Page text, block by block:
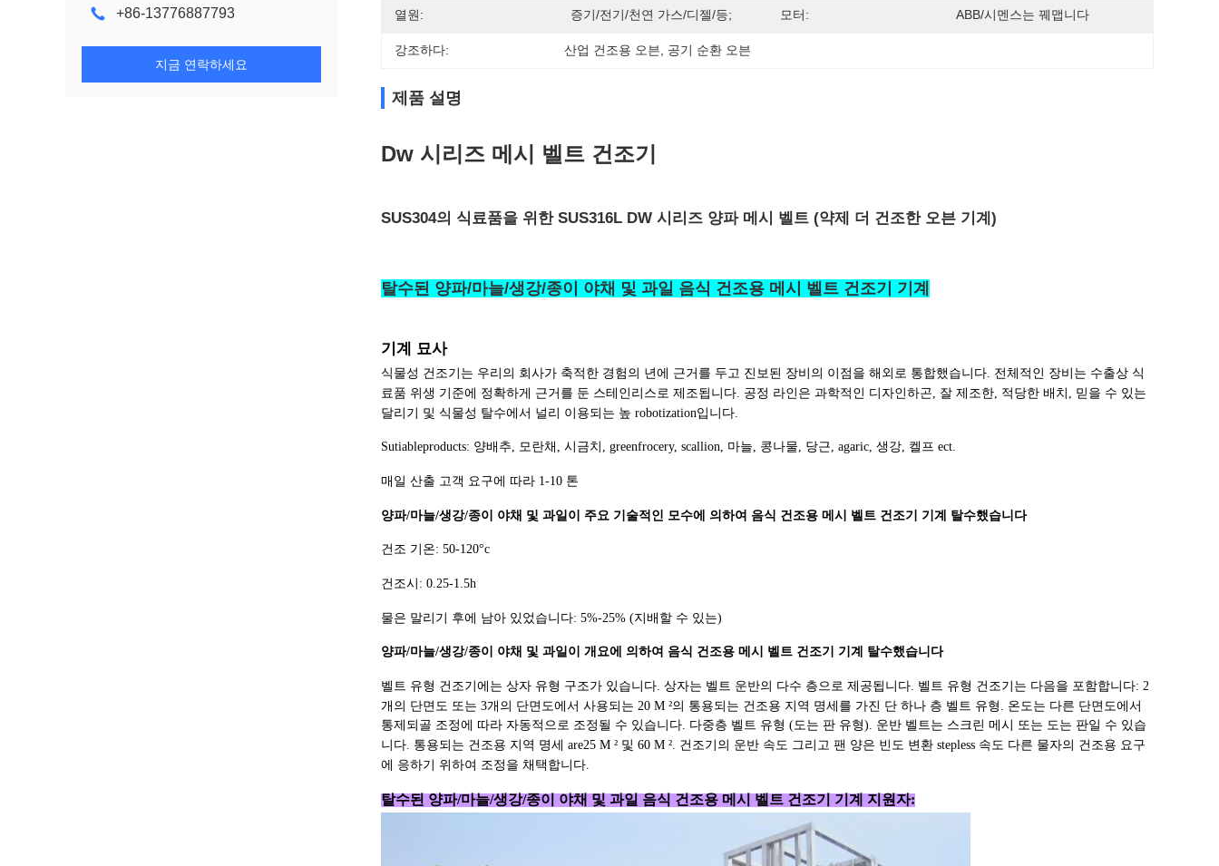
+86-13776887793
지금 연락하세요
열원: 증기/전기/천연 가스/디젤/등; 모터: ABB/시멘스는 꿰맵니다
강조하다: 산업 건조용 오븐 공기 순환 오븐
제품 설명
Dw 시리즈 메시 벨트 건조기
SUS304의 식료품을 위한 SUS316L DW 시리즈 양파 메시 벨트 (약제 더 건조한 오븐 기계)
탈수된 양파/마늘/생강/종이 야채 및 과일 음식 건조용 메시 벨트 건조기 기계
기계 묘사
식물성 건조기는 우리의 회사가 축적한 경험의 년에 근거를 두고 진보된 장비의 이점을 해외로 통합했습니다. 전체적인 장비는 수출상 식
료품 위생 기준에 정확하게 근거를 둔 스테인리스로 제조됩니다. 공정 라인은 과학적인 디자인하곤, 잘 제조한, 적당한 배치, 믿을 수 있는
달리기 및 식물성 탈수에서 널리 이용되는 높 robotization입니다.
Sutiableproducts: 양배추, 모란채, 시금치, greenfrocery, scallion, 마늘, 콩나물, 당근, agaric, 생강, 켈프 ect.
매일 산출 고객 요구에 따라 1-10 톤
양파/마늘/생강/종이 야채 및 과일이 주요 기술적인 모수에 의하여 음식 건조용 메시 벨트 건조기 기계 탈수했습니다
건조 기온: 50-120°c
건조시: 0.25-1.5h
물은 말리기 후에 남아 있었습니다: 5%-25% (지배할 수 있는)
양파/마늘/생강/종이 야채 및 과일이 개요에 의하여 음식 건조용 메시 벨트 건조기 기계 탈수했습니다
벨트 유형 건조기에는 상자 유형 구조가 있습니다. 상자는 벨트 운반의 다수 층으로 제공됩니다. 벨트 유형 건조기는 다음을 포함합니다: 2
개의 단면도 또는 3개의 단면도에서 사용되는 20 M ²의 통용되는 건조용 지역 명세를 가진 단 하나 층 벨트 유형. 온도는 다른 단면도에서
통제되골 조정에 따라 자동적으로 조정될 수 있습니다. 다중층 벨트 유형 (도는 판 유형). 운반 벨트는 스크린 메시 또는 도는 판일 수 있습
니다. 통용되는 건조용 지역 명세 are25 M ² 및 60 M ². 건조기의 운반 속도 그리고 팬 양은 빈도 변환 stepless 속도 다른 물자의 건조용 요구
에 응하기 위하여 조정을 채택합니다.
탈수된 양파/마늘/생강/종이 야채 및 과일 음식 건조용 메시 벨트 건조기 기계 지원자: